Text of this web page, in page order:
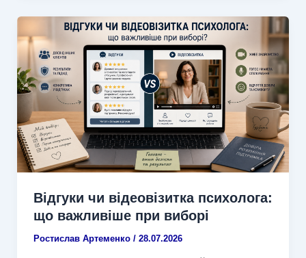
Відгуки чи відеовізитка психолога:
що важливіше при виборі
Ростислав Артеменко / 28.07.2026